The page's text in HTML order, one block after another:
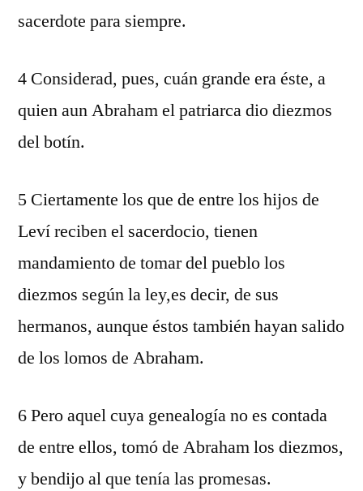
sacerdote para siempre.
4 Considerad, pues, cuán grande era éste, a
quien aun Abraham el patriarca dio diezmos
del botín.
5 Ciertamente los que de entre los hijos de
Leví reciben el sacerdocio, tienen
mandamiento de tomar del pueblo los
diezmos según la ley,es decir, de sus
hermanos, aunque éstos también hayan salido
de los lomos de Abraham.
6 Pero aquel cuya genealogía no es contada
de entre ellos, tomó de Abraham los diezmos,
y bendijo al que tenía las promesas.